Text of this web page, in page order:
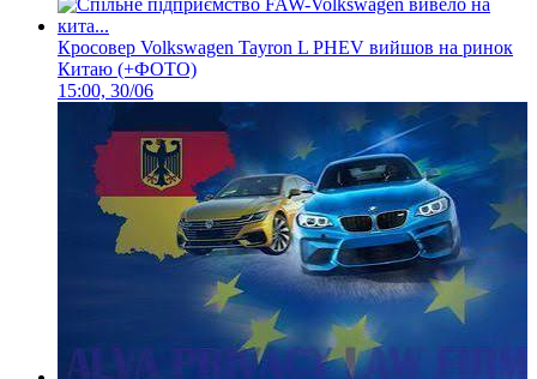
Кросовер Volkswagen Tayron L PHEV вийшов на ринок
Китаю (+ФОТО)
15:00, 30/06